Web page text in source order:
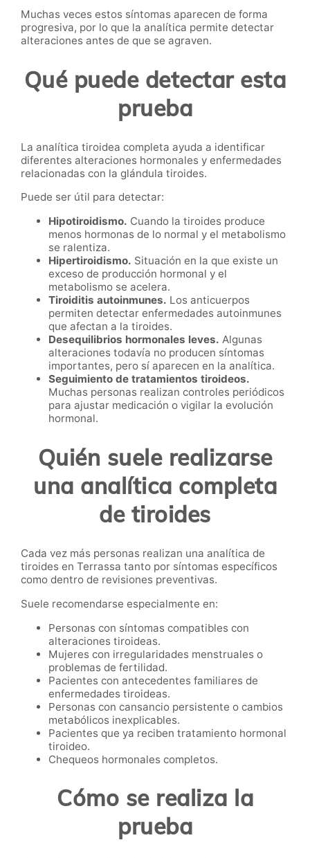
Muchas veces estos síntomas aparecen de forma
progresiva, por lo que la analítica permite detectar
alteraciones antes de que se agraven.
Qué puede detectar esta
prueba
La analítica tiroidea completa ayuda a identificar
diferentes alteraciones hormonales y enfermedades
relacionadas con la glándula tiroides.
Puede ser útil para detectar:
Hipotiroidismo. Cuando la tiroides produce
menos hormonas de lo normal y el metabolismo
se ralentiza.
Hipertiroidismo. Situación en la que existe un
exceso de producción hormonal y el
metabolismo se acelera.
Tiroiditis autoinmunes. Los anticuerpos
permiten detectar enfermedades autoinmunes
que afectan a la tiroides.
Desequilibrios hormonales leves. Algunas
alteraciones todavía no producen síntomas
importantes, pero sí aparecen en la analítica.
Seguimiento de tratamientos tiroideos.
Muchas personas realizan controles periódicos
para ajustar medicación o vigilar la evolución
hormonal.
Quién suele realizarse
una analítica completa
de tiroides
Cada vez más personas realizan una analítica de
tiroides en Terrassa tanto por síntomas específicos
como dentro de revisiones preventivas.
Suele recomendarse especialmente en:
Personas con síntomas compatibles con
alteraciones tiroideas.
Mujeres con irregularidades menstruales o
problemas de fertilidad.
Pacientes con antecedentes familiares de
enfermedades tiroideas.
Personas con cansancio persistente o cambios
metabólicos inexplicables.
Pacientes que ya reciben tratamiento hormonal
tiroideo.
Chequeos hormonales completos.
Cómo se realiza la
prueba